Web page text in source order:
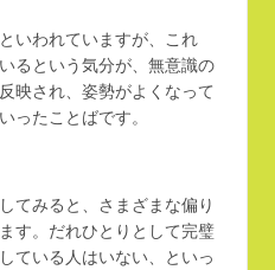
いわれていますが、これ
るという気分が、無意識の
映され、姿勢がよくなって
ったことばです。
てみると、さまざまな偏り
す。だれひとりとして完璧
ている人はいない、といっ